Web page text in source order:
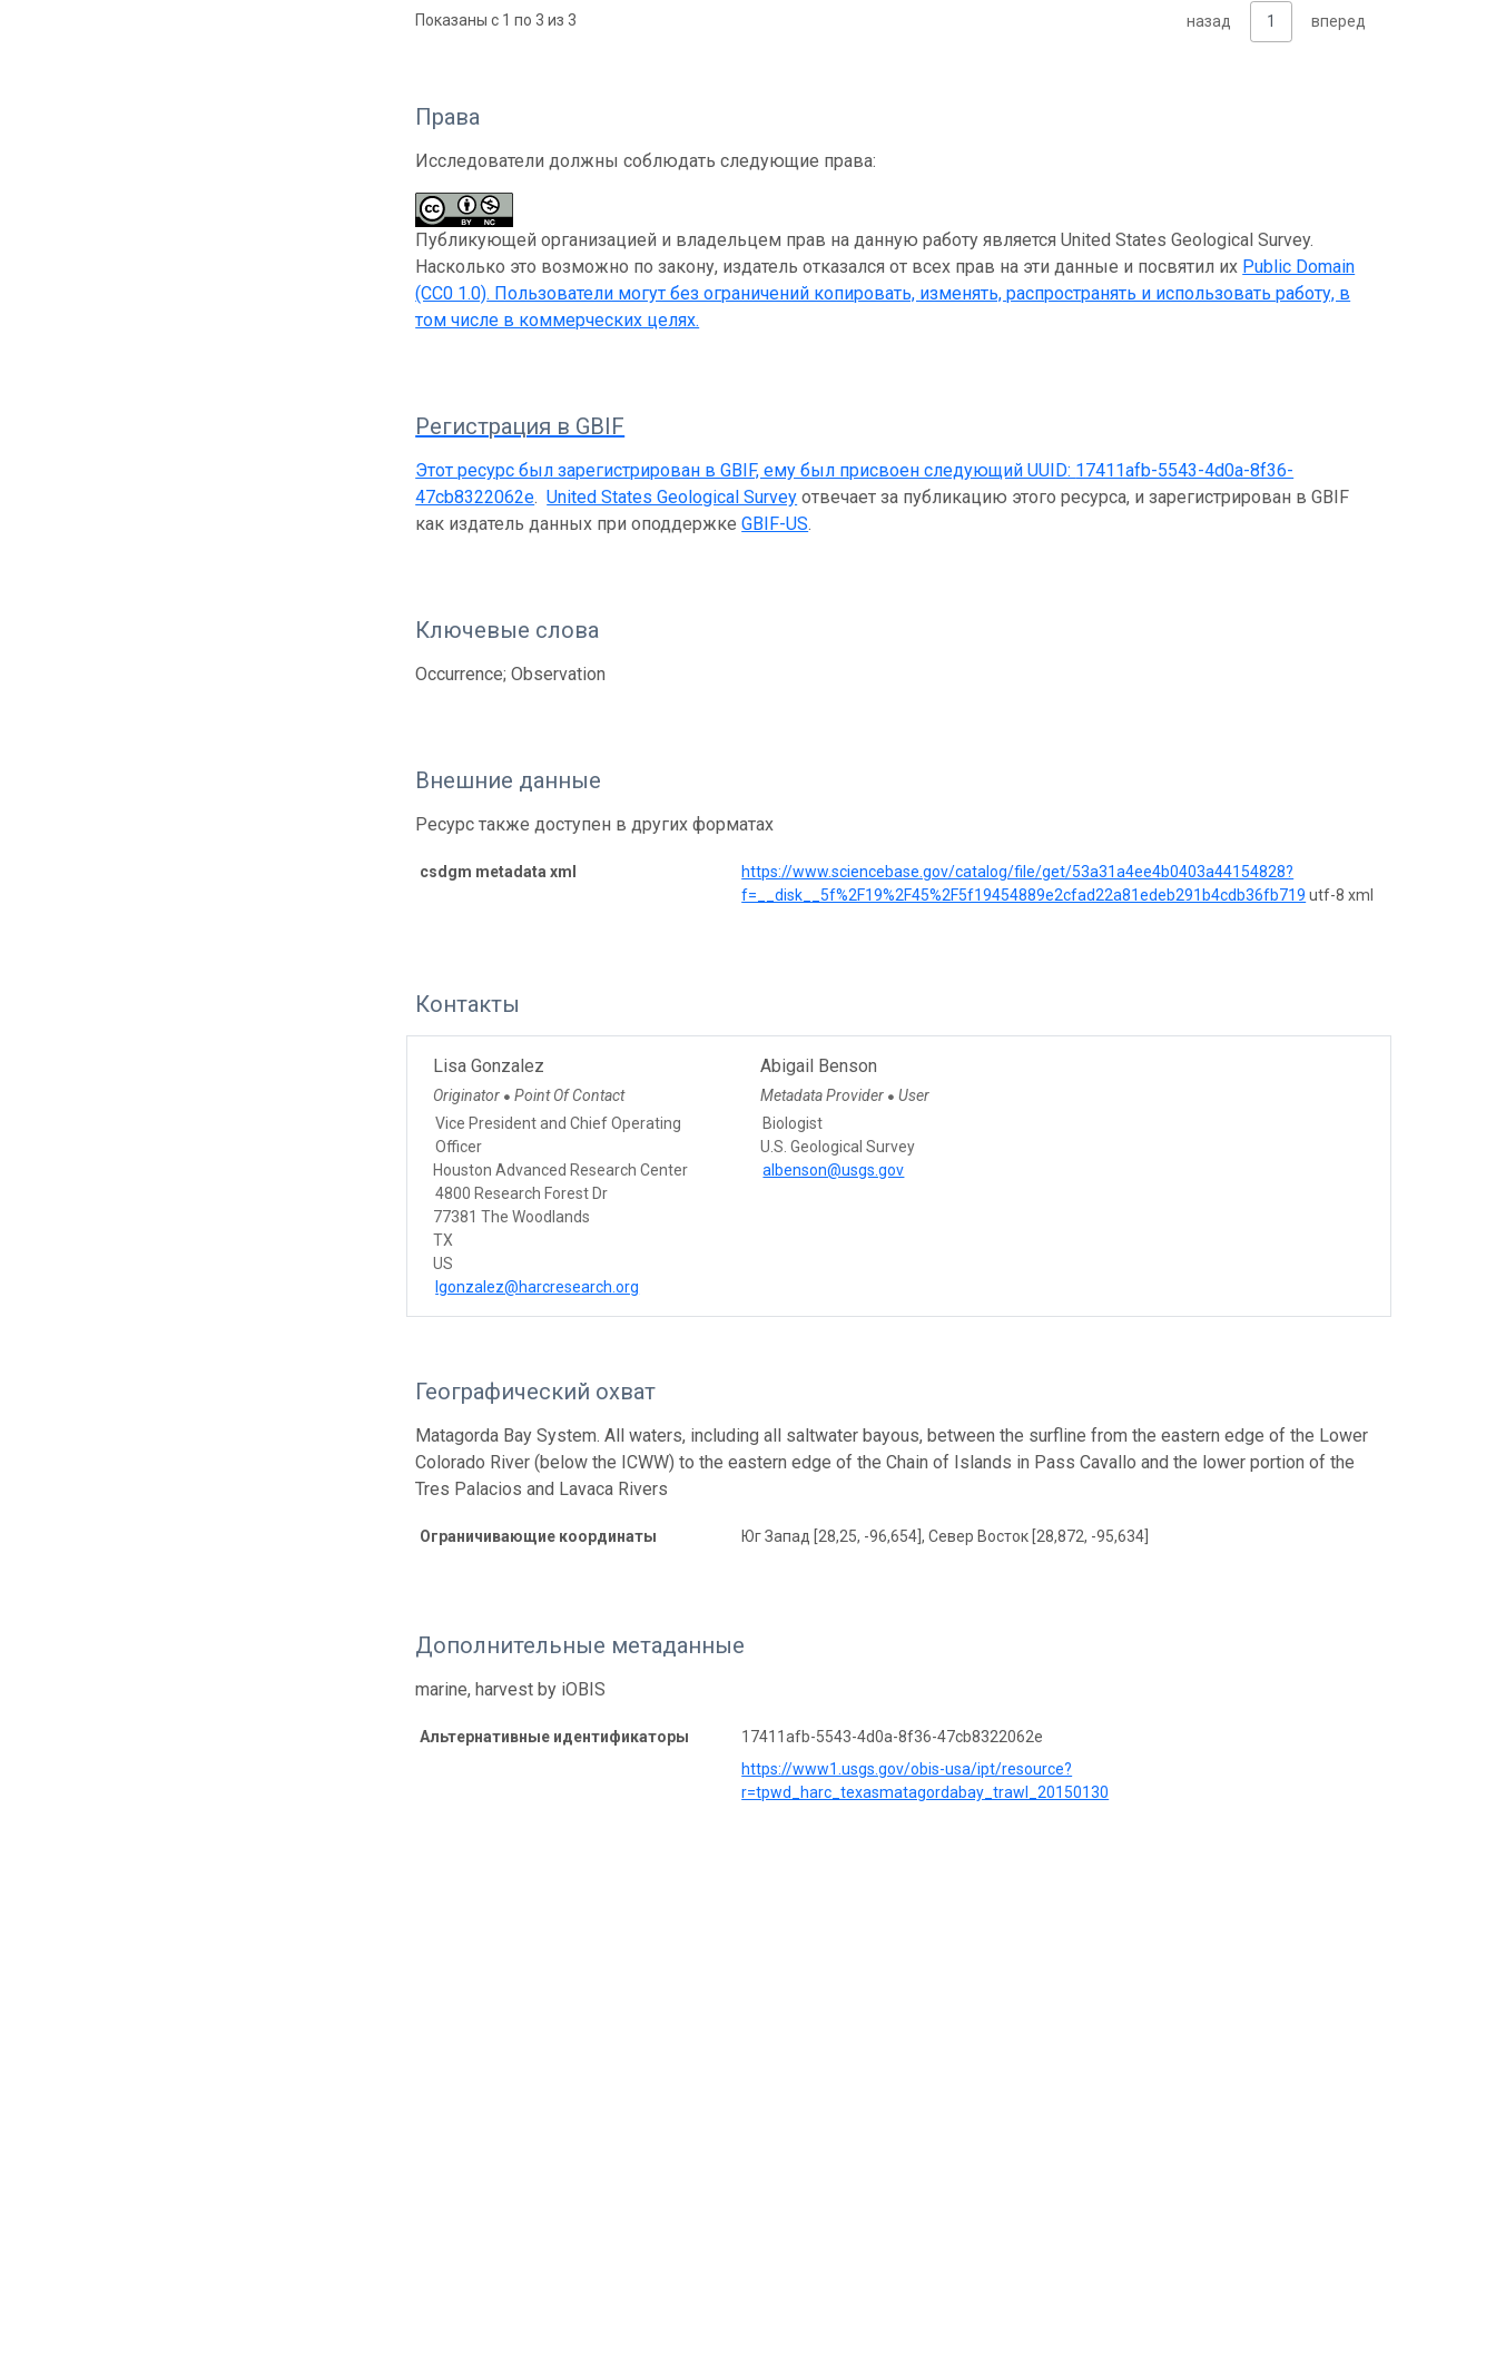
Показаны с 1 по 3 из 3 назад 1 вперед
Права
Исследователи должны соблюдать следующие права:
Публикующей организацией и владельцем прав на данную работу является United States Geological Survey.
Насколько это возможно по закону, издатель отказался от всех прав на эти данные и посвятил их Public Domain
(CC0 1.0). Пользователи могут без ограничений копировать, изменять, распространять и использовать работу, в
том числе в коммерческих целях.
Регистрация в GBIF
Этот ресурс был зарегистрирован в GBIF, ему был присвоен следующий UUID: 17411afb-5543-4d0a-8f36-
47cb8322062e.United States Geological Survey отвечает за публикацию этого ресурса, и зарегистрирован в GBIF
как издатель данных при оподдержкеGBIF-US.
Ключевые слова
Occurrence; Observation
Внешние данные
Ресурс также доступен в других форматах
csdgm metadata xml
https://www.sciencebase.gov/catalog/file/get/53a31a4ee4b0403a44154828?
f=__disk__5f%2F19%2F45%2F5f19454889e2cfad22a81edeb291b4cdb36fb719 utf-8 xml
Контакты
Lisa Gonzalez
Originator ● Point Of Contact
Vice President and Chief Operating
Officer
Houston Advanced Research Center
4800 Research Forest Dr
77381 The Woodlands
TX
US
lgonzalez@harcresearch.org
Abigail Benson
Metadata Provider ● User
Biologist
U.S. Geological Survey
albenson@usgs.gov
Географический охват
Matagorda Bay System. All waters, including all saltwater bayous, between the surfline from the eastern edge of the Lower
Colorado River (below the ICWW) to the eastern edge of the Chain of Islands in Pass Cavallo and the lower portion of the
Tres Palacios and Lavaca Rivers
Ограничивающие координаты Юг Запад [28,25, -96,654], Север Восток [28,872, -95,634]
Дополнительные метаданные
marine, harvest by iOBIS
Альтернативные идентификаторы
17411afb-5543-4d0a-8f36-47cb8322062e
https://www1.usgs.gov/obis-usa/ipt/resource?
r=tpwd_harc_texasmatagordabay_trawl_20150130